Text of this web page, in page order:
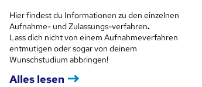
Hier findest du Informationen zu den einzelnen
Aufnahme- und Zulassungs-verfahren.
Lass dich nicht von einem Aufnahmeverfahren
entmutigen oder sogar von deinem
Wunschstudium abbringen!
Alles lesen